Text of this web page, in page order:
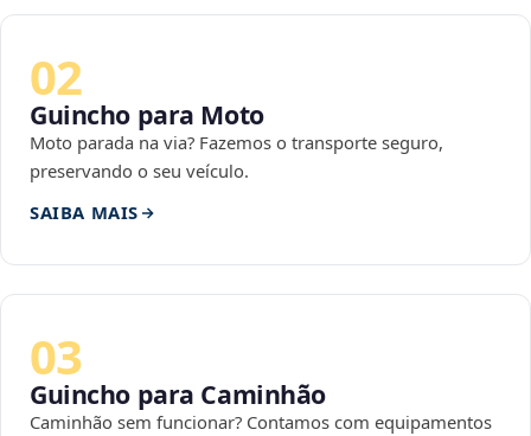
02
Guincho para Moto
Moto parada na via? Fazemos o transporte seguro,
preservando o seu veículo.
SAIBA MAIS
03
Guincho para Caminhão
Caminhão sem funcionar? Contamos com equipamentos